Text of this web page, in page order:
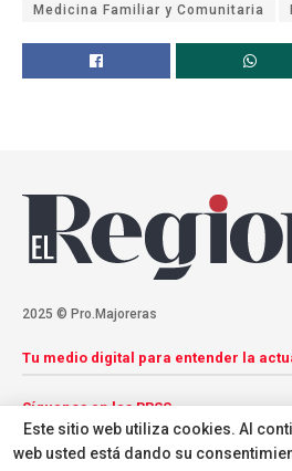
Medicina Familiar y Comunitaria
2025 © Pro.Majoreras
Tu medio digital para entender la
Síguenos en las RRSS
Este sitio web utiliza cookies. Al
web usted está dando su